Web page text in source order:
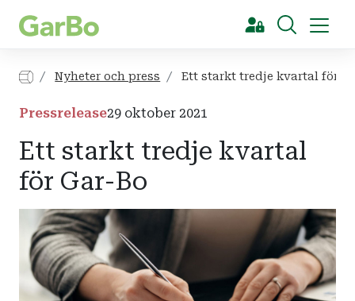
[Sök]
Nyheter och press Ett starkt tredje kvartal för
Pressrelease29 oktober 2021
Ett starkt tredje kvartal
för Gar-Bo